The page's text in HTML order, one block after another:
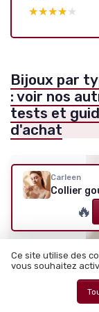
★★★★★
★★★★★
Bijoux par
: voir nos
tests et
d'achat
Carleen
🔥
Ce site utilise des
vous souhaitez